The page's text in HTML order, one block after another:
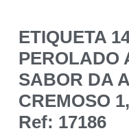
ETIQUETA
PEROLADO
SABOR DA
CREMOSO
Ref: 17186